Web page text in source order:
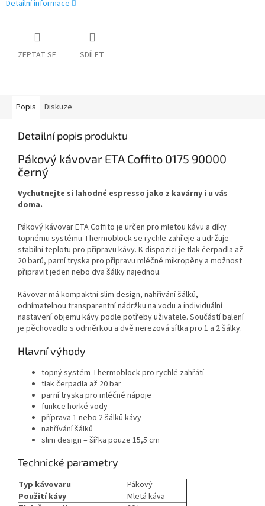
Detailní informace
ZEPTAT SE SDÍLET
Popis Diskuze
Detailní popis produktu
Pákový kávovar ETA Coffito 0175 90000
černý
Vychutnejte si lahodné espresso jako z kavárny i u vás
doma.
Pákový kávovar ETA Coffito je určen pro mletou kávu a díky
topnému systému Thermoblock se rychle zahřeje a udržuje
stabilní teplotu pro přípravu kávy. K dispozici je tlak čerpadla až
20 barů, parní tryska pro přípravu mléčné mikropěny a možnost
připravit jeden nebo dva šálky najednou.
Kávovar má kompaktní slim design, nahřívání šálků,
odnímatelnou transparentní nádržku na vodu a individuální
nastavení objemu kávy podle potřeby uživatele. Součástí balení
je pěchovadlo s odměrkou a dvě nerezová sítka pro 1 a 2 šálky.
Hlavní výhody
topný systém Thermoblock pro rychlé zahřátí
tlak čerpadla až 20 bar
parní tryska pro mléčné nápoje
funkce horké vody
příprava 1 nebo 2 šálků kávy
nahřívání šálků
slim design – šířka pouze 15,5 cm
Technické parametry
Typ kávovaru
Pákový
Použití kávy
Mletá káva